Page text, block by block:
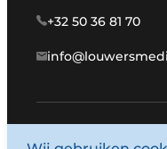
+32 50 36 81 70